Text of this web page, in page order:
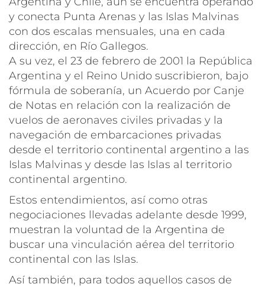
y conecta Punta Arenas y las Islas Malvinas
con dos escalas mensuales, una en cada
dirección, en Río Gallegos.
A su vez, el 23 de febrero de 2001 la República
Argentina y el Reino Unido suscribieron, bajo
fórmula de soberanía, un Acuerdo por Canje
de Notas en relación con la realización de
vuelos de aeronaves civiles privadas y la
navegación de embarcaciones privadas
desde el territorio continental argentino a las
Islas Malvinas y desde las Islas al territorio
continental argentino.
Estos entendimientos, así como otras
negociaciones llevadas adelante desde 1999,
muestran la voluntad de la Argentina de
buscar una vinculación aérea del territorio
continental con las Islas.
Así también, para todos aquellos casos de